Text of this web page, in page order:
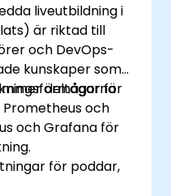
liveutbildning i
är riktad till
och DevOps-
kunskaper som
för
och
deltagarna
och Grafana för
för poddar,